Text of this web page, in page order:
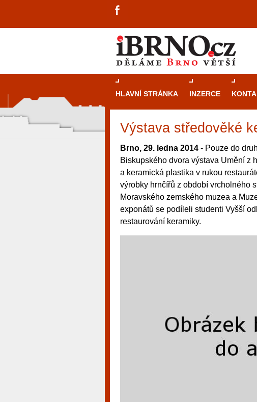
HLAVNÍ STRÁNKA INZERCE
Výstava středověké
Brno, 29. ledna 2014 - Pouze do
Biskupského dvora výstava Umění z
a keramická plastika v rukou
výrobky hrnčířů z období vrcholného
Moravského zemského muzea a
exponátů se podíleli studenti Vyšší
restaurování keramiky.
návštěvníky, tak pro příležitostné hráče. V...